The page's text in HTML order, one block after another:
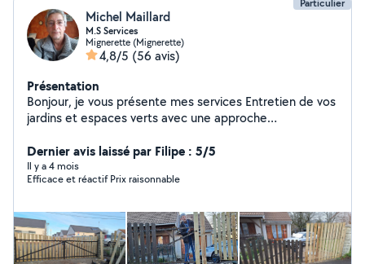
Particulier
Michel Maillard
M.S Services
Mignerette (Mignerette)
4,8/5 (56 avis)
Présentation
Bonjour, je vous présente mes services Entretien de vos
jardins et espaces verts avec une approche
connaissance en plomberie et électricité, Disponible
également pour vide maison, cave, grenier, boxe ou
autres. Mise en déchèterie sélectif. Je suis équipé de
déchets. J'étudie toute proposition, n'hésitez pas à me
contacter, accepte chèque service, et cesu. DEVIS
GRATUIT
Dernier avis laissé par Filipe : 5/5
Il y a 4 mois
Efficace et réactif Prix raisonnable